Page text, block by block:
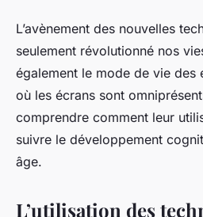
Comment la
elle aider à
développement
enfants en bas
Manon •18 mars 2024•5 min de
L’avènement des nouvelles
seulement révolutionné nos
également le mode de vie des
où les écrans sont
comprendre comment leur
suivre le développement
âge.
L’utilisation des